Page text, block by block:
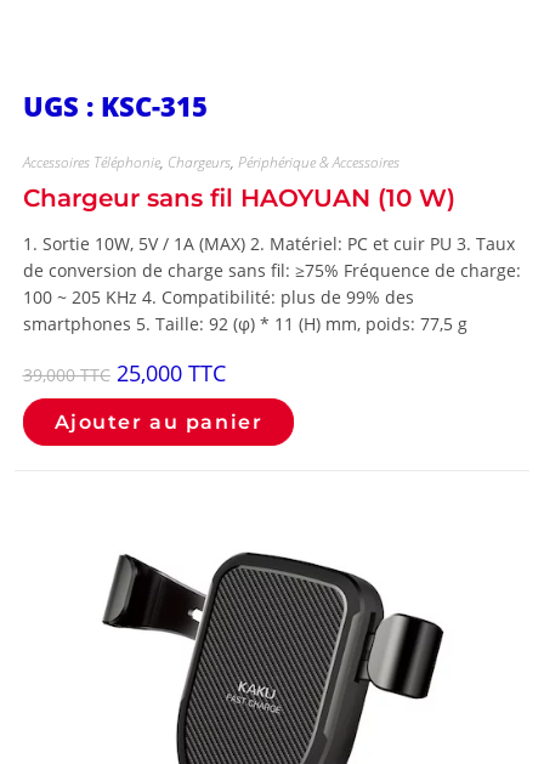
UGS : KSC-315
Accessoires Téléphonie, Chargeurs, Périphérique & Accessoires
Chargeur sans fil HAOYUAN (10 W)
1. Sortie 10W, 5V / 1A (MAX) 2. Matériel: PC et cuir PU 3. Taux
de conversion de charge sans fil: ≥75% Fréquence de charge:
100 ~ 205 KHz 4. Compatibilité: plus de 99% des
smartphones 5. Taille: 92 (φ) * 11 (H) mm, poids: 77,5 g
39,000TTC 25,000 TTC
Ajouter au panier